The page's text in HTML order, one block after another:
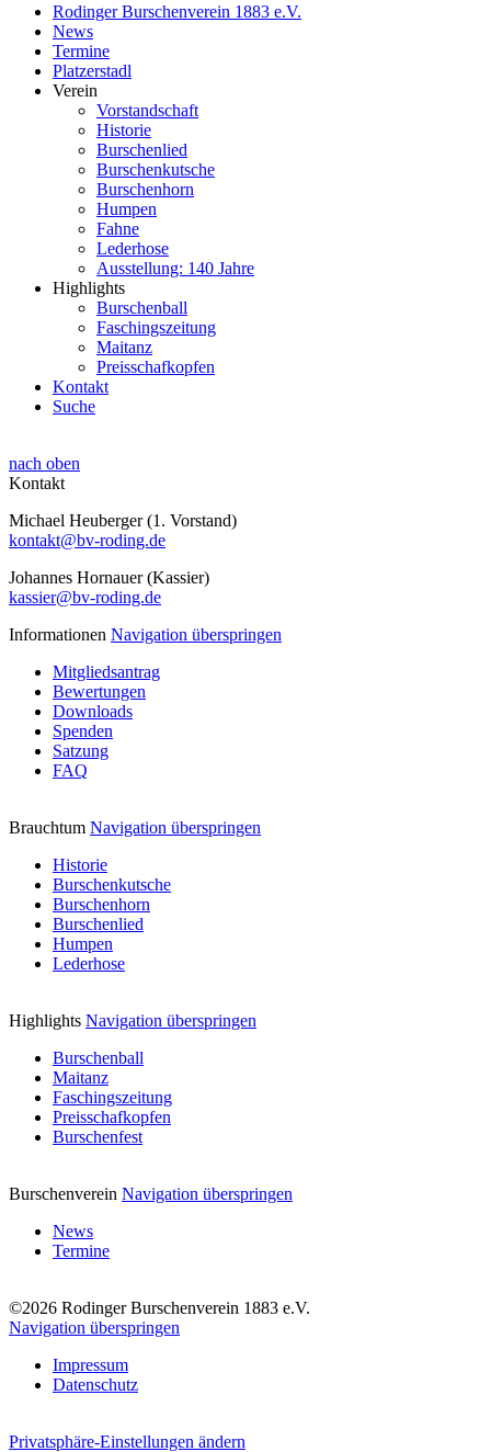
Rodinger Burschenverein 1883 e.V.
News
Termine
Platzerstadl
Verein
Vorstandschaft
Historie
Burschenlied
Burschenkutsche
Burschenhorn
Humpen
Fahne
Lederhose
Ausstellung: 140 Jahre
Highlights
Burschenball
Faschingszeitung
Maitanz
Preisschafkopfen
Kontakt
Suche
nach oben
Kontakt
Michael Heuberger (1. Vorstand)
kontakt@bv-roding.de
Johannes Hornauer (Kassier)
kassier@bv-roding.de
Informationen Navigation überspringen
Mitgliedsantrag
Bewertungen
Downloads
Spenden
Satzung
FAQ
Brauchtum Navigation überspringen
Historie
Burschenkutsche
Burschenhorn
Burschenlied
Humpen
Lederhose
Highlights Navigation überspringen
Burschenball
Maitanz
Faschingszeitung
Preisschafkopfen
Burschenfest
Burschenverein Navigation überspringen
News
Termine
©2026 Rodinger Burschenverein 1883 e.V.
Navigation überspringen
Impressum
Datenschutz
Privatsphäre-Einstellungen ändern